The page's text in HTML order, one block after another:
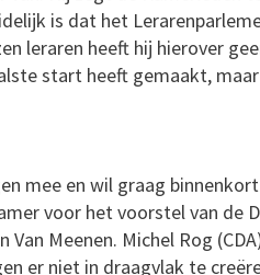
is dat het
leraren heeft hij hierover
start heeft gemaakt,
mee en wil graag
voor het voorstel van de
Van Meenen. Michel Rog
er niet in draagvlak te